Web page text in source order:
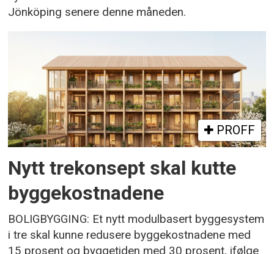
Jönköping senere denne måneden.
PROFF
Nytt trekonsept skal kutte
byggekostnadene
BOLIGBYGGING: Et nytt modulbasert byggesystem
i tre skal kunne redusere byggekostnadene med
15 prosent og byggetiden med 30 prosent, ifølge